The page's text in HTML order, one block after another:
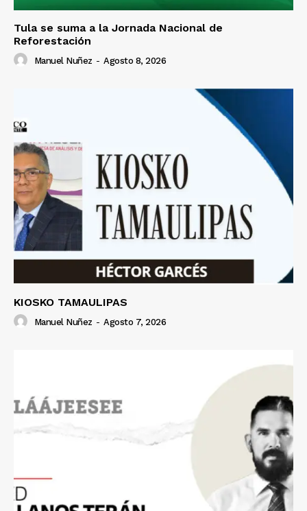
Tula se suma a la Jornada Nacional de
Reforestación
Manuel Nuñez - Agosto 8, 2026
KIOSKO TAMAULIPAS
Manuel Nuñez - Agosto 7, 2026